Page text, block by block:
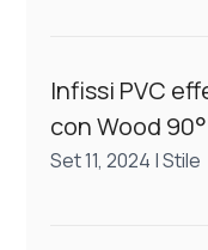
Infissi PVC
con Wood 90°
Set 11, 2024 |Stile